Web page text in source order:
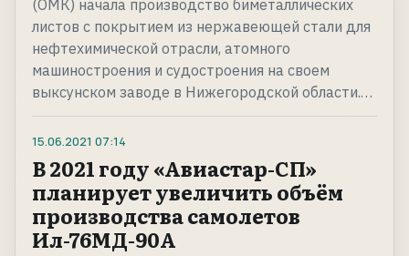
(ОМК) начала производство биметаллических
листов с покрытием из нержавеющей стали для
нефтехимической отрасли, атомного
машиностроения и судостроения на своем
выксунском заводе в Нижегородской области.…
15.06.2021 07:14
В 2021 году «Авиастар-СП»
планирует увеличить объём
производства самолетов
Ил-76МД-90А